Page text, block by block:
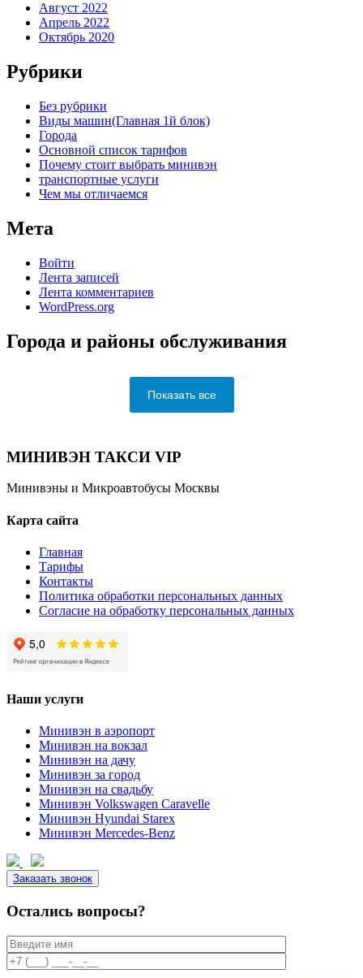
Август 2022
Апрель 2022
Октябрь 2020
Рубрики
Без рубрики
Виды машин(Главная 1й блок)
Города
Основной список тарифов
Почему стоит выбрать минивэн
транспортные услуги
Чем мы отличаемся
Мета
Войти
Лента записей
Лента комментариев
WordPress.org
Города и районы обслуживания
Показать все
МИНИВЭН ТАКСИ VIP
Минивэны и Микроавтобусы Москвы
Карта сайта
Главная
Тарифы
Контакты
Политика обработки персональных данных
Согласие на обработку персональных данных
Наши услуги
Минивэн в аэропорт
Минивэн на вокзал
Минивэн на дачу
Минивэн за город
Минивэн на свадьбу
Минивэн Volkswagen Caravelle
Минивэн Hyundai Starex
Минивэн Mercedes-Benz
Заказать звонок
Остались вопросы?